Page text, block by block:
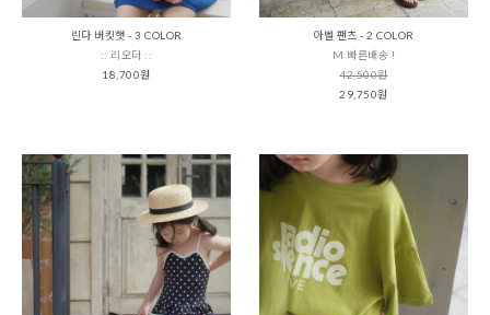
린다 버킷햇 - 3 COLOR
:: 리오더 ::
18,700원
아벨 팬츠 - 2 COLOR
M 빠른배송 !
42,500원
29,750원